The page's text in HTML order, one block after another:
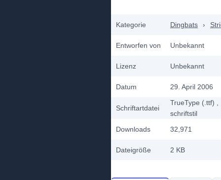
Kategorie Dingbats ›
Entworfen von Unbekannt
Lizenz Unbekannt
Datum 29. April 2006
Schriftartdatei
TrueType (.ttf)
schriftstil
Downloads
32,971
Dateigröße 2 KB